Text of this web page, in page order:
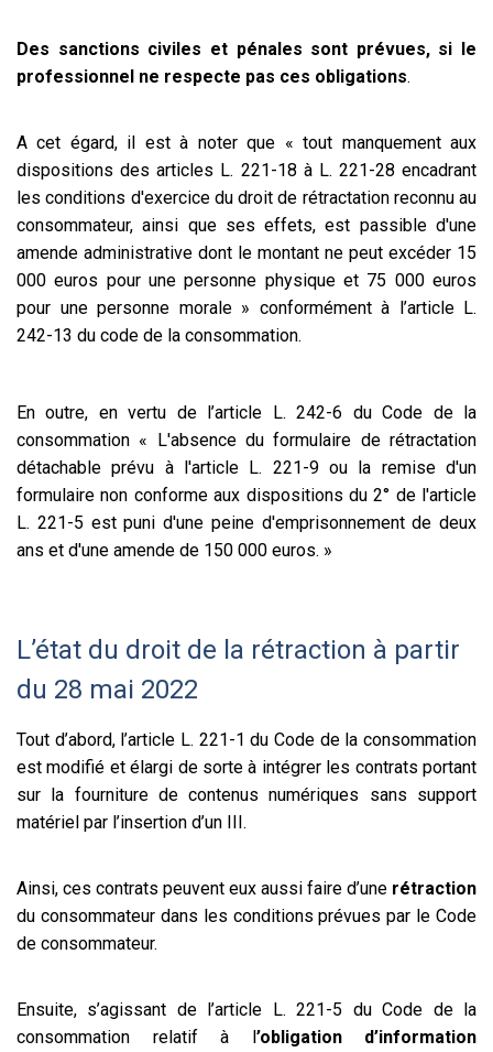
Des sanctions civiles et pénales sont prévues, si le
professionnel ne respecte pas ces obligations.
A cet égard, il est à noter que « tout manquement aux
dispositions des articles L. 221-18 à L. 221-28 encadrant
les conditions d'exercice du droit de rétractation reconnu au
consommateur, ainsi que ses effets, est passible d'une
amende administrative dont le montant ne peut excéder 15
000 euros pour une personne physique et 75 000 euros
pour une personne morale » conformément à l’article L.
242-13 du code de la consommation.
En outre, en vertu de l’article L. 242-6 du Code de la
consommation « L'absence du formulaire de rétractation
détachable prévu à l'article L. 221-9 ou la remise d'un
formulaire non conforme aux dispositions du 2° de l'article
L. 221-5 est puni d'une peine d'emprisonnement de deux
ans et d'une amende de 150 000 euros. »
L’état du droit de la rétraction à partir
du 28 mai 2022
Tout d’abord, l’article L. 221-1 du Code de la consommation
est modifié et élargi de sorte à intégrer les contrats portant
sur la fourniture de contenus numériques sans support
matériel par l’insertion d’un III.
Ainsi, ces contrats peuvent eux aussi faire d’une rétraction
du consommateur dans les conditions prévues par le Code
de consommateur.
Ensuite, s’agissant de l’article L. 221-5 du Code de la
consommation relatif à l ’obligation d’information